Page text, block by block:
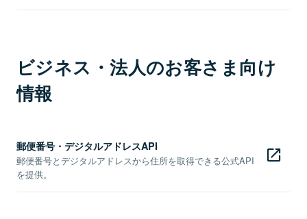
ビジネス・法人のお客さま向け
情報
郵便番号・デジタルアドレスAPI
郵便番号とデジタルアドレスから住所を取得できる公式API
を提供。